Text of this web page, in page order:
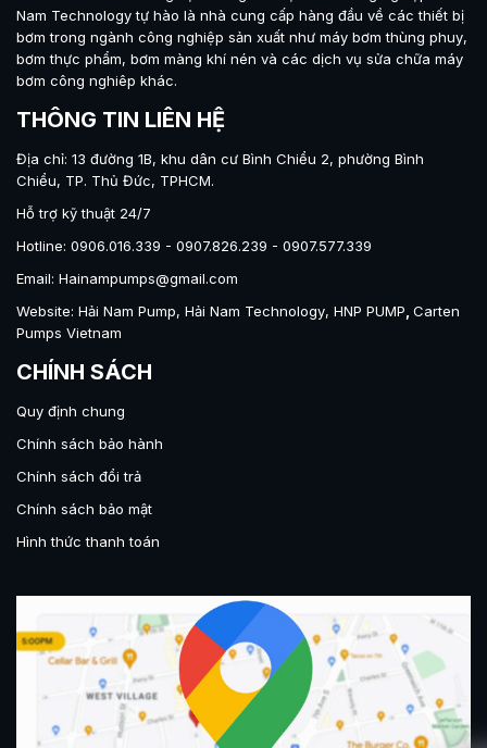
Nam Technologytự hào là nhà cung cấp hàng đầu về các thiết bị
bơm trong ngành công nghiệp sản xuất như máy bơm thùng phuy,
bơm thực phẩm, bơm màng khí nén và các dịch vụ sửa chữa máy
bơm công nghiêp khác.
THÔNG TIN LIÊN HỆ
Địa chỉ: 13 đường 1B, khu dân cư Bình Chiểu 2, phường Bình
Chiểu, TP. Thủ Đức, TPHCM.
Hỗ trợ kỹ thuật 24/7
Hotline: 0906.016.339 - 0907.826.239 - 0907.577.339
Email: Hainampumps@gmail.com
Website: Hải Nam Pump, Hải Nam Technology, HNP PUMP Carten
Pumps Vietnam
CHÍNH SÁCH
Quy định chung
Chính sách bảo hành
Chính sách đổi trả
Chính sách bảo mật
Hình thức thanh toán